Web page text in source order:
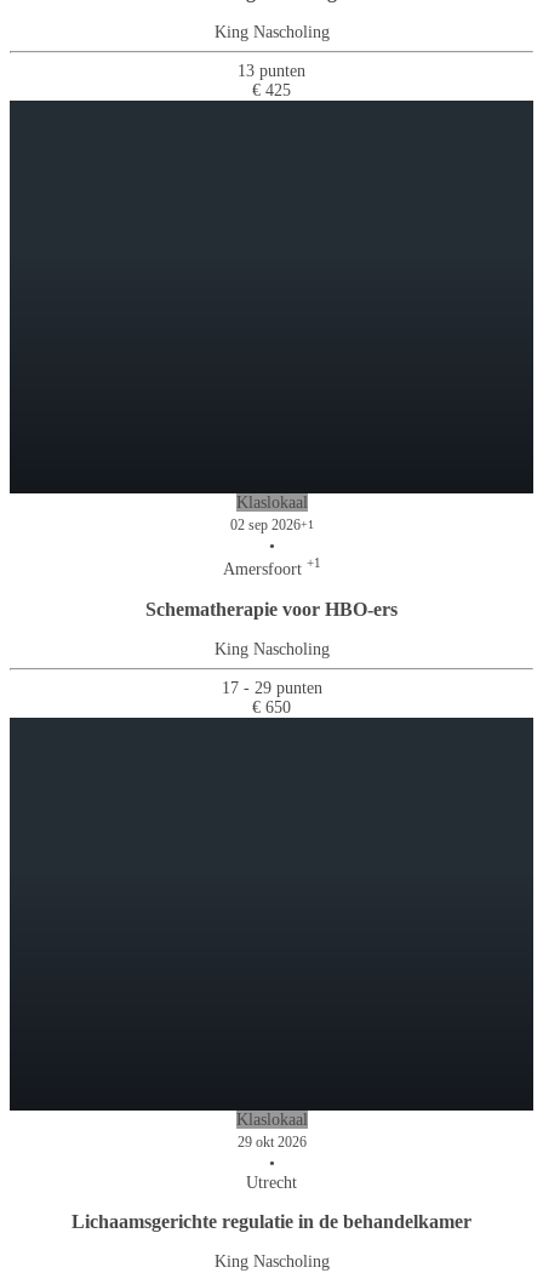
King Nascholing
13 punten
€ 425
Klaslokaal
02 sep 2026+1
•
Amersfoort +1
Schematherapie voor HBO-ers
King Nascholing
17 - 29 punten
€ 650
Klaslokaal
29 okt 2026
•
Utrecht
Lichaamsgerichte regulatie in de behandelkamer
King Nascholing